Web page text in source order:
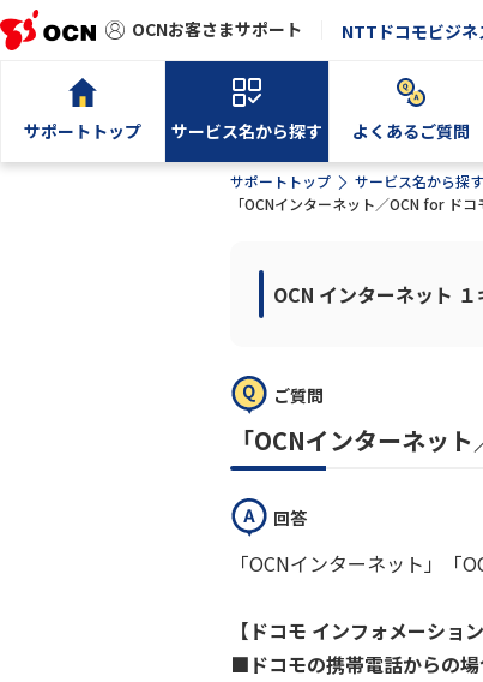
OCNお客さまサポート NTTドコモビジネ
サポートトップ サービス名から探す よくあるご質問
サポートトップ サービス名から探す
「OCNインターネット／OCN for ド
OCN インターネット
ご質問
「OCNインターネッ
回答
「OCNインターネット」「
【ドコモ インフォメーショ
■ドコモの携帯電話からの